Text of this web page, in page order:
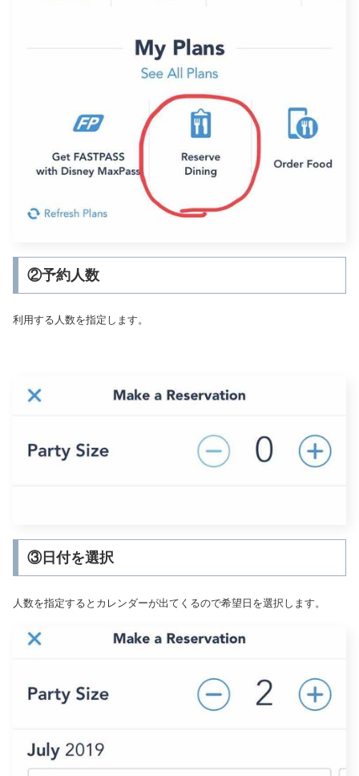
②予約人数
利用する人数を指定します。
③日付を選択
人数を指定するとカレンダーが出てくるので希望日を選択します。